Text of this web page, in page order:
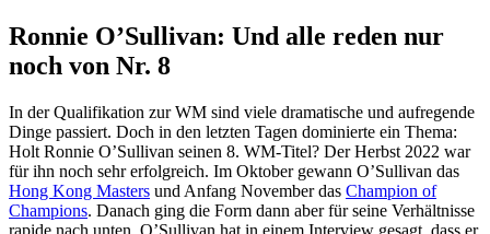
Ronnie O’Sullivan: Und alle reden nur
noch von Nr. 8
In der Qualifikation zur WM sind viele dramatische und aufregende
Dinge passiert. Doch in den letzten Tagen dominierte ein Thema:
Holt Ronnie O’Sullivan seinen 8. WM-Titel? Der Herbst 2022 war
für ihn noch sehr erfolgreich. Im Oktober gewann O’Sullivan das
Hong Kong Masters und Anfang November das Champion of
Champions. Danach ging die Form dann aber für seine Verhältnisse
rapide nach unten. O’Sullivan hat in einem Interview gesagt, dass er